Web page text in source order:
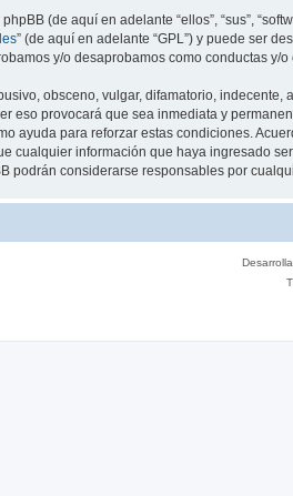
(de aquí en adelante “ellos”, “sus”,
” (de aquí en adelante “GPL”) y puede ser
y/o desaprobamos como conductas
obsceno, vulgar, difamatorio,
eso provocará que sea inmediata y
ayuda para reforzar estas condiciones.
cualquier información que haya ingresado
podrán considerarse responsables por